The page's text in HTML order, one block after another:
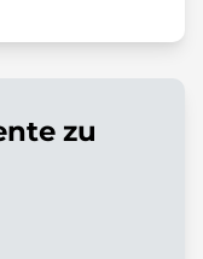
zu